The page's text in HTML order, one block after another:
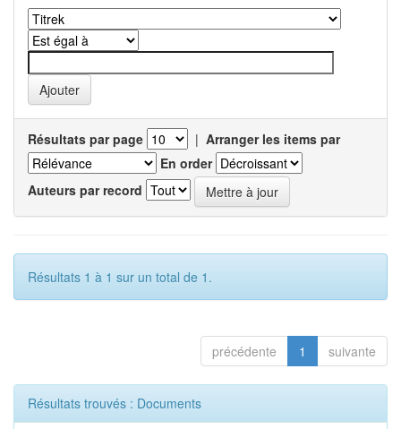
Résultats par page | Arranger les items par
En order
Auteurs par record
Résultats 1 à 1 sur un total de 1.
précédente 1 suivante
Résultats trouvés : Documents